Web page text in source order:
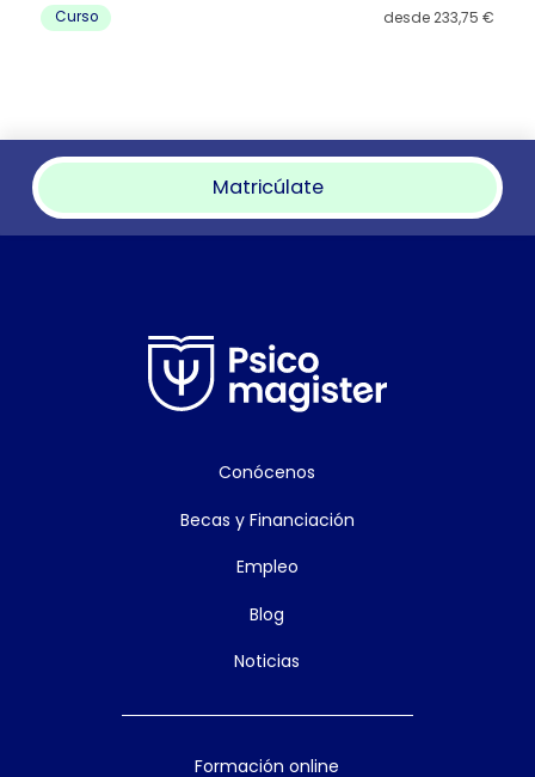
Curso desde233,75 €
Matricúlate
Conócenos
Becas y Financiación
Empleo
Blog
Noticias
Formación online